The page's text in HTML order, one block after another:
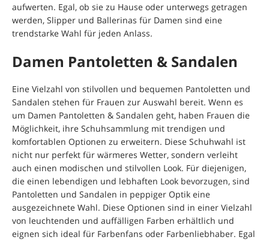
aufwerten. Egal, ob sie zu Hause oder unterwegs getragen
werden, Slipper und Ballerinas für Damen sind eine
trendstarke Wahl für jeden Anlass.
Damen Pantoletten & Sandalen
Eine Vielzahl von stilvollen und bequemen Pantoletten und
Sandalen stehen für Frauen zur Auswahl bereit. Wenn es
um Damen Pantoletten & Sandalen geht, haben Frauen die
Möglichkeit, ihre Schuhsammlung mit trendigen und
komfortablen Optionen zu erweitern. Diese Schuhwahl ist
nicht nur perfekt für wärmeres Wetter, sondern verleiht
auch einen modischen und stilvollen Look. Für diejenigen,
die einen lebendigen und lebhaften Look bevorzugen, sind
Pantoletten und Sandalen in peppiger Optik eine
ausgezeichnete Wahl. Diese Optionen sind in einer Vielzahl
von leuchtenden und auffälligen Farben erhältlich und
eignen sich ideal für Farbenfans oder Farbenliebhaber. Egal